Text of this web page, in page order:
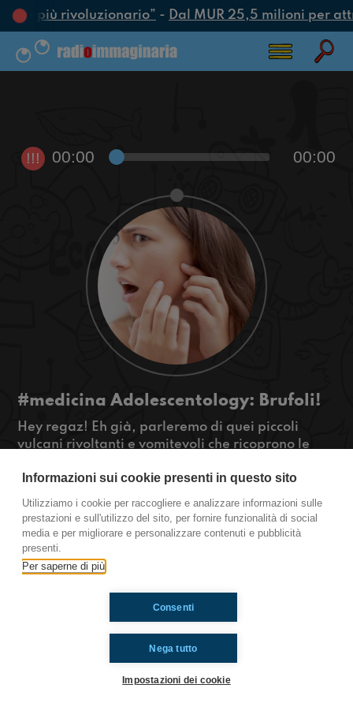
più rivoluzionario”- Dal MUR 25,5 milioni per
!!! 00:00 00:00
#medicina Adolescentology: Brufoli!
Hey regaz! Eh già, parleremo di quei piccoli
vulcani rivoltanti e vomitevoli che ricoprono le
brufoli, piccoli insolenti brufoli. Ascoltateci!
#OkkinSu www.radioimmaginaria.it
Medicina
Informazioni sui cookie presenti in questo sito
Utilizziamo i cookie per raccogliere e analizzare informazioni sulle
prestazioni e sull'utilizzo del sito, per fornire funzionalità di social
media e per migliorare e personalizzare contenuti e pubblicità
presenti.
Per saperne di più
Nega tutto
Consenti
Impostazioni dei cookie